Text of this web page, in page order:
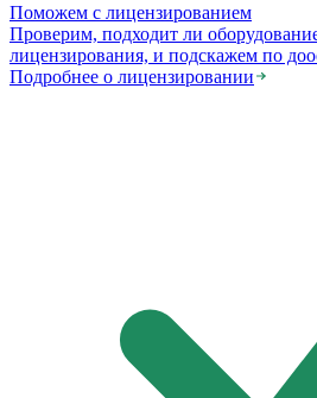
Поможем с лицензированием
Проверим, подходит ли
лицензирования, и подскажем по
Подробнее о лицензировании